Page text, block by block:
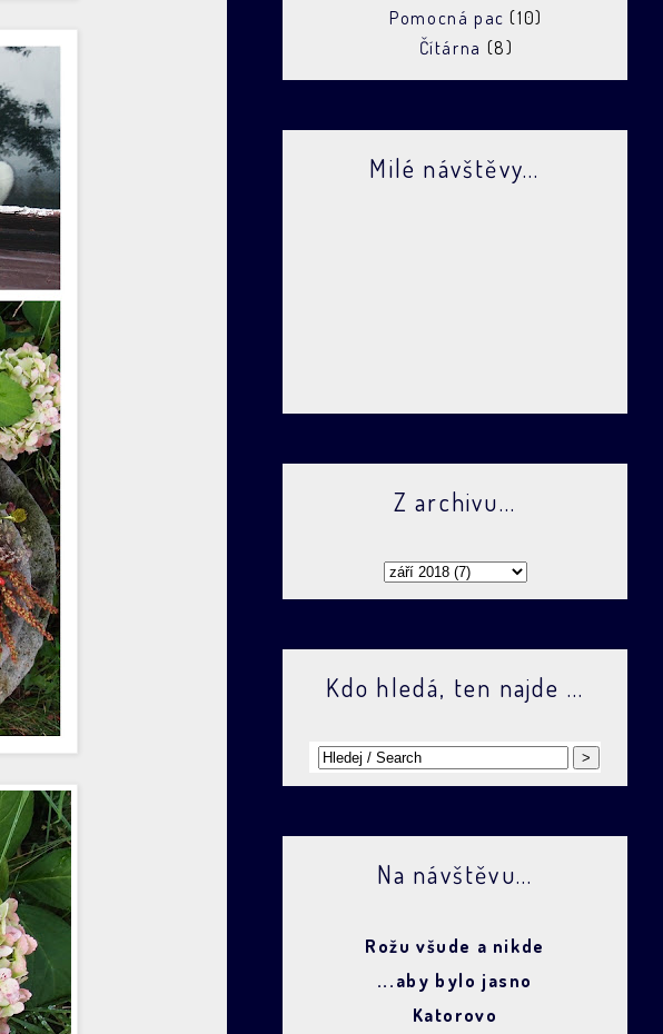
Pomocná pac (10)
Čítárna (8)
Milé návštěvy...
Z archivu...
Kdo hledá, ten najde ...
Na návštěvu...
Rožu všude a nikde
...aby bylo jasno
Katorovo